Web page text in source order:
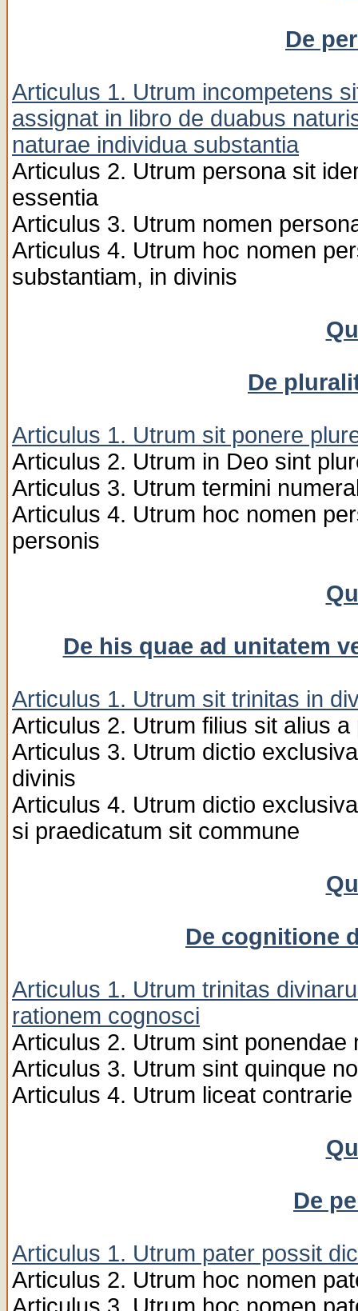
De
Articulus 1. Utrum incompetens
assignat in libro de duabus
naturae individua substantia
Articulus 2. Utrum persona sit
essentia
Articulus 3. Utrum nomen
Articulus 4. Utrum hoc nomen
substantiam, in divinis
De
Articulus 1. Utrum sit ponere
Articulus 2. Utrum in Deo sint
Articulus 3. Utrum termini
Articulus 4. Utrum hoc nomen
personis
De his quae ad unitatem
Articulus 1. Utrum sit trinitas in
Articulus 2. Utrum filius sit alius a
Articulus 3. Utrum dictio
divinis
Articulus 4. Utrum dictio
si praedicatum sit commune
De cognitione
Articulus 1. Utrum trinitas
rationem cognosci
Articulus 2. Utrum sint ponendae
Articulus 3. Utrum sint quinque
Articulus 4. Utrum liceat
De
Articulus 1. Utrum pater possit
Articulus 2. Utrum hoc nomen